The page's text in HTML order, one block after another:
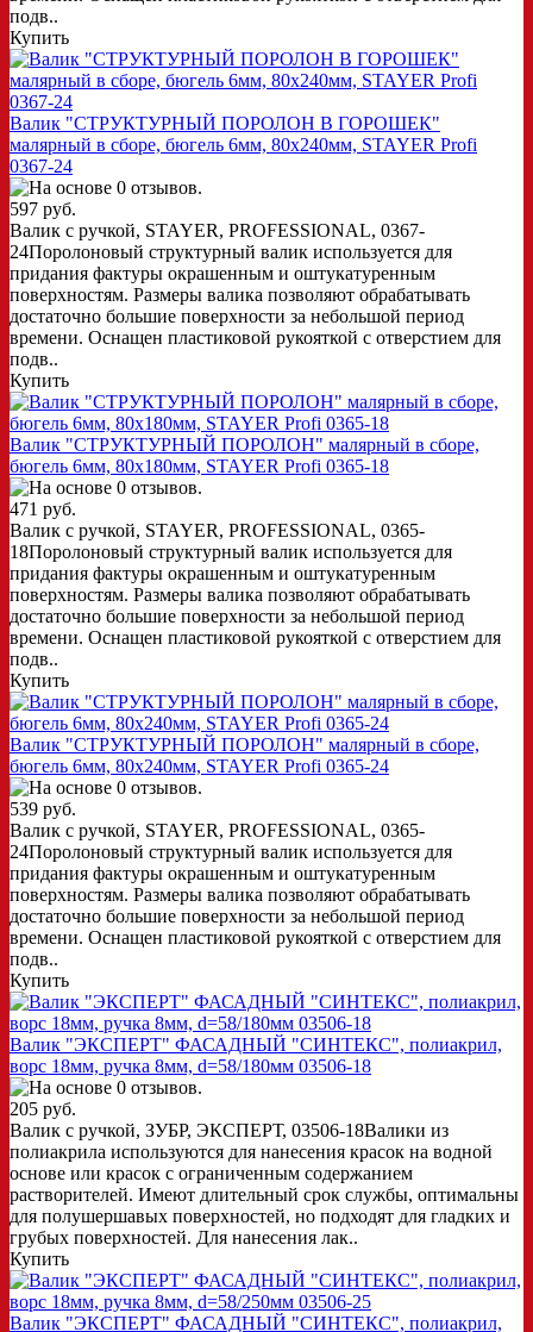
подв..
Купить
Валик "СТРУКТУРНЫЙ ПОРОЛОН В ГОРОШЕК"
малярный в сборе, бюгель 6мм, 80x240мм, STAYER Profi
0367-24
597 руб.
Валик с ручкой, STAYER, PROFESSIONAL, 0367-
24Поролоновый структурный валик используется для
придания фактуры окрашенным и оштукатуренным
поверхностям. Размеры валика позволяют обрабатывать
достаточно большие поверхности за небольшой период
времени. Оснащен пластиковой рукояткой с отверстием для
подв..
Купить
Валик "СТРУКТУРНЫЙ ПОРОЛОН" малярный в сборе,
бюгель 6мм, 80x180мм, STAYER Profi 0365-18
471 руб.
Валик с ручкой, STAYER, PROFESSIONAL, 0365-
18Поролоновый структурный валик используется для
придания фактуры окрашенным и оштукатуренным
поверхностям. Размеры валика позволяют обрабатывать
достаточно большие поверхности за небольшой период
времени. Оснащен пластиковой рукояткой с отверстием для
подв..
Купить
Валик "СТРУКТУРНЫЙ ПОРОЛОН" малярный в сборе,
бюгель 6мм, 80x240мм, STAYER Profi 0365-24
539 руб.
Валик с ручкой, STAYER, PROFESSIONAL, 0365-
24Поролоновый структурный валик используется для
придания фактуры окрашенным и оштукатуренным
поверхностям. Размеры валика позволяют обрабатывать
достаточно большие поверхности за небольшой период
времени. Оснащен пластиковой рукояткой с отверстием для
подв..
Купить
Валик "ЭКСПЕРТ" ФАСАДНЫЙ "СИНТЕКС", полиакрил,
ворс 18мм, ручка 8мм, d=58/180мм 03506-18
205 руб.
Валик с ручкой, ЗУБР, ЭКСПЕРТ, 03506-18Валики из
полиакрила используются для нанесения красок на водной
основе или красок с ограниченным содержанием
растворителей. Имеют длительный срок службы, оптимальны
для полушершавых поверхностей, но подходят для гладких и
грубых поверхностей. Для нанесения лак..
Купить
Валик "ЭКСПЕРТ" ФАСАДНЫЙ "СИНТЕКС", полиакрил,